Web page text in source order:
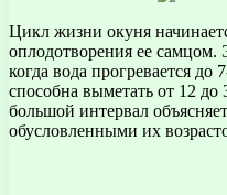
Цикл жизни окуня
оплодотворения ее самцом.
когда вода прогревается
способна выметать от 12
большой интервал
обусловленными их